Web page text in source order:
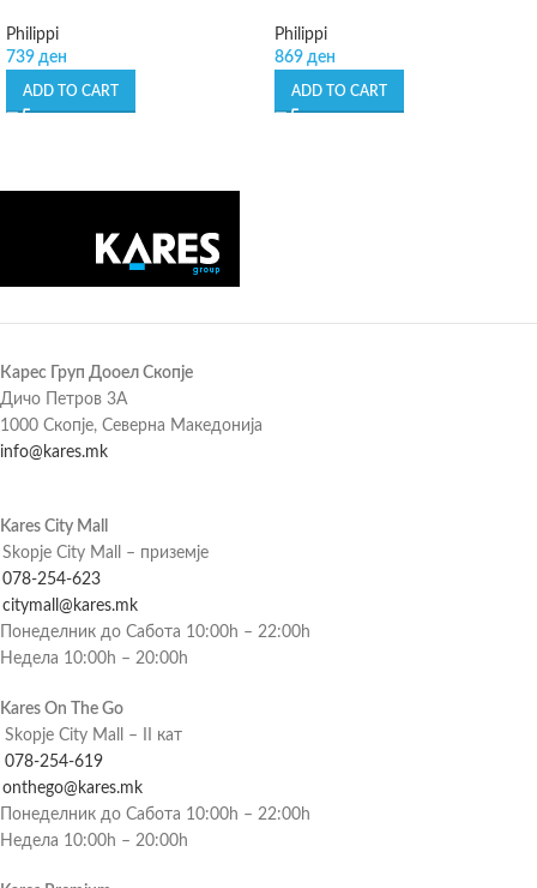
Philippi
739 ден
ADD TO CART
Philippi
869 ден
ADD TO CART
Карес Груп Дооел Скопје
Дичо Петров 3А
1000 Скопје, Северна Македонија
info@kares.mk
Kares City Mall
Skopje City Mall – приземје
078-254-623
citymall@kares.mk
Понеделник до Сабота 10:00h – 22:00h
Недела 10:00h – 20:00h
Kares On The Go
Skopje City Mall – II кат
078-254-619
onthego@kares.mk
Понеделник до Сабота 10:00h – 22:00h
Недела 10:00h – 20:00h